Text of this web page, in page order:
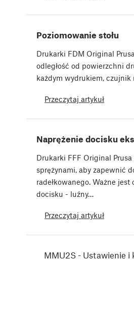
Poziomowanie stołu
Drukarki FDM Original
odległość od powierzchni
każdym wydrukiem, czujnik
Przeczytaj artykuł
Naprężenie docisku
Drukarki FFF Original
sprężynami, aby zapewnić
radełkowanego. Ważne
docisku - luźny…
Przeczytaj artykuł
MMU2S - Ustawienie i